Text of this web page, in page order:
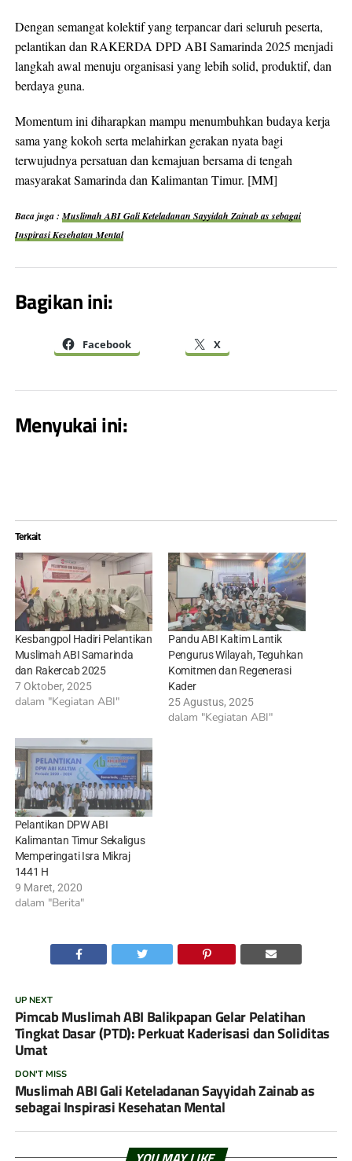
Dengan semangat kolektif yang terpancar dari seluruh peserta,
pelantikan dan RAKERDA DPD ABI Samarinda 2025 menjadi
langkah awal menuju organisasi yang lebih solid, produktif, dan
berdaya guna.
Momentum ini diharapkan mampu menumbuhkan budaya kerja
sama yang kokoh serta melahirkan gerakan nyata bagi
terwujudnya persatuan dan kemajuan bersama di tengah
masyarakat Samarinda dan Kalimantan Timur. [MM]
Baca juga :Muslimah ABI Gali Keteladanan Sayyidah Zainab as sebagai
Inspirasi Kesehatan Mental
Bagikan ini:
Facebook X
Menyukai ini:
Terkait
Kesbangpol Hadiri Pelantikan
Muslimah ABI Samarinda
dan Rakercab 2025
7 Oktober, 2025
dalam "Kegiatan ABI"
Pandu ABI Kaltim Lantik
Pengurus Wilayah, Teguhkan
Komitmen dan Regenerasi
Kader
25 Agustus, 2025
dalam "Kegiatan ABI"
Pelantikan DPW ABI
Kalimantan Timur Sekaligus
Memperingati Isra Mikraj
1441 H
9 Maret, 2020
dalam "Berita"
UP NEXT
Pimcab Muslimah ABI Balikpapan Gelar Pelatihan
Tingkat Dasar (PTD): Perkuat Kaderisasi dan Soliditas
Umat
DON'T MISS
Muslimah ABI Gali Keteladanan Sayyidah Zainab as
sebagai Inspirasi Kesehatan Mental